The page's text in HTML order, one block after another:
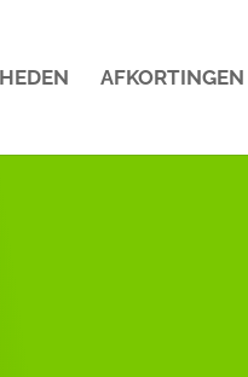
AFKORTINGEN